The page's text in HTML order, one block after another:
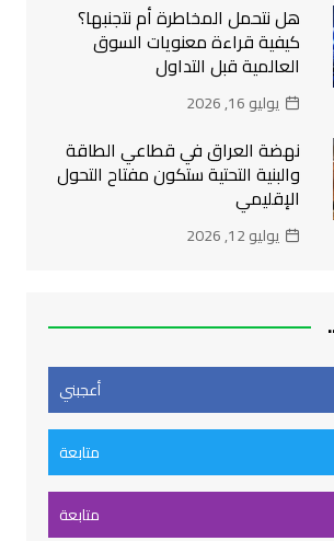
هل نتحمل المخاطرة أم نتجنبها؟
كيفية قراءة معنويات السوق
العالمية قبل التداول
يوليو 16, 2026
نهضة العراق في قطاعي الطاقة
والبنية التحتية ستكون مفتاح التحول
الإقليمي
يوليو 12, 2026
أعجبني
متابعة
متابعة